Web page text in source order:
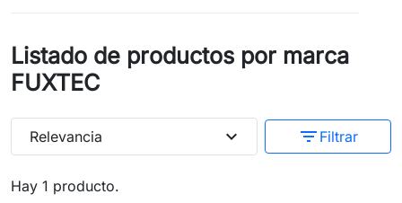
Listado de productos por marca
FUXTEC
Hay 1 producto.
Relevancia expand_more filter_list Filtrar